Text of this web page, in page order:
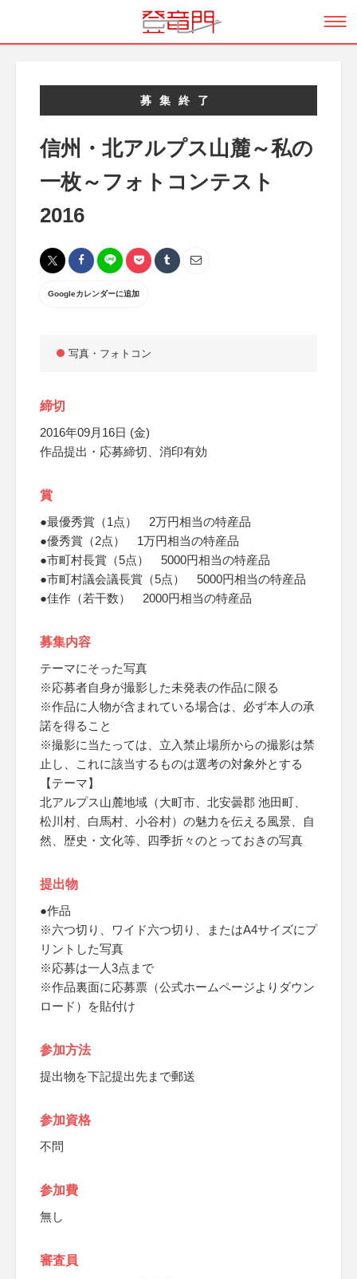
募集終了
信州・北アルプス山麓～私の
一枚～フォトコンテスト
2016
Googleカレンダーに追加
写真・フォトコン
締切
2016年09月16日 (金)
作品提出・応募締切、消印有効
賞
●最優秀賞（1点） 2万円相当の特産品
●優秀賞（2点） 1万円相当の特産品
●市町村長賞（5点） 5000円相当の特産品
●市町村議会議長賞（5点） 5000円相当の特産品
●佳作（若干数） 2000円相当の特産品
募集内容
テーマにそった写真
※応募者自身が撮影した未発表の作品に限る
※作品に人物が含まれている場合は、必ず本人の承
諾を得ること
※撮影に当たっては、立入禁止場所からの撮影は禁
止し、これに該当するものは選考の対象外とする
【テーマ】
北アルプス山麓地域（大町市、北安曇郡 池田町、
松川村、白馬村、小谷村）の魅力を伝える風景、自
然、歴史・文化等、四季折々のとっておきの写真
提出物
●作品
※六つ切り、ワイド六つ切り、またはA4サイズにプ
リントした写真
※応募は一人3点まで
※作品裏面に応募票（公式ホームページよりダウン
ロード）を貼付け
参加方法
提出物を下記提出先まで郵送
参加資格
不問
参加費
無し
審査員